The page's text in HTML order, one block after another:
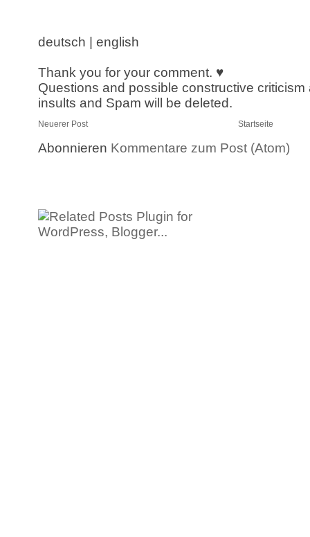
deutsch | english
Thank you for your comment. ♥
Questions and possible constructive criticism
insults and Spam will be deleted.
Neuerer Post Startseite
Abonnieren Kommentare zum Post (Atom)